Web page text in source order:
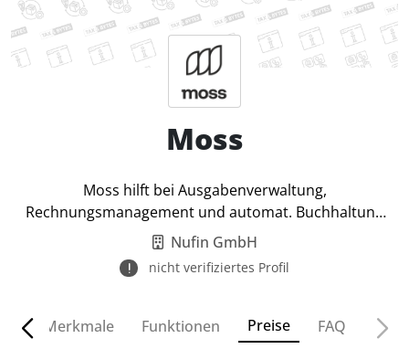
Moss
Moss hilft bei Ausgabenverwaltung,
Rechnungsmanagement und automat. Buchhaltung
mit Firmenkarten.
Nufin GmbH
nicht verifiziertes Profil
Merkmale Funktionen Preise FAQ